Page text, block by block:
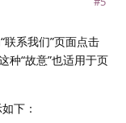
系我们”页面点击
种“故意”也适用于页
下：